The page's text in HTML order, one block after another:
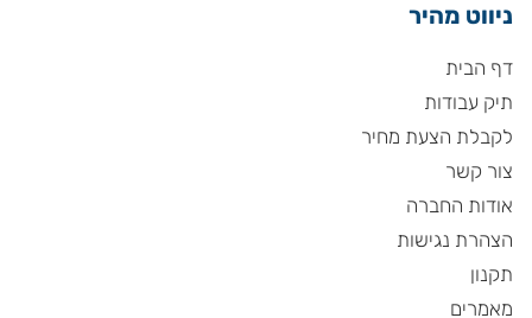
ניווט מהיר
דף הבית
תיק עבודות
לקבלת הצעת מחיר
צור קשר
אודות החברה
הצהרת נגישות
תקנון
מאמרים